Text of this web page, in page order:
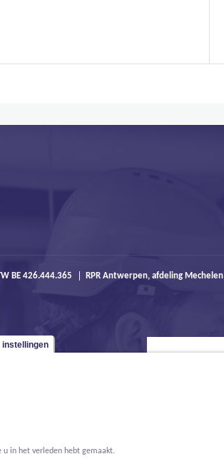
BE 426.444.365 RPR Antwerpen, afdeling Mechelen
instellingen
in het verleden hebt gemaakt.